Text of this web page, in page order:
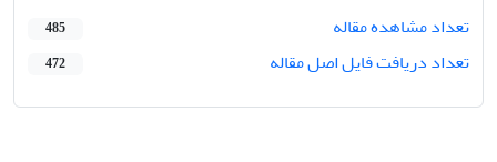
تعداد مشاهده مقاله
485
تعداد دریافت فایل اصل مقاله 472